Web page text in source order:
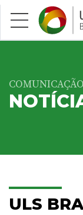
Saltar para
COMUNICAÇÃO
ULS